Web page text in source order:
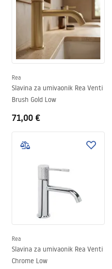
Rea
Slavina za umivaonik Rea Venti
Brush Gold Low
71,00 €
Rea
Slavina za umivaonik Rea Venti
Chrome Low